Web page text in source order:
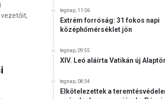
tegnap, 11:06
Extrém forróság: 31 fokos napi
középhőmérséklet jön
tegnap, 09:55
XIV. Leó aláírta Vatikán új
tegnap, 08:34
Elkötelezettek a